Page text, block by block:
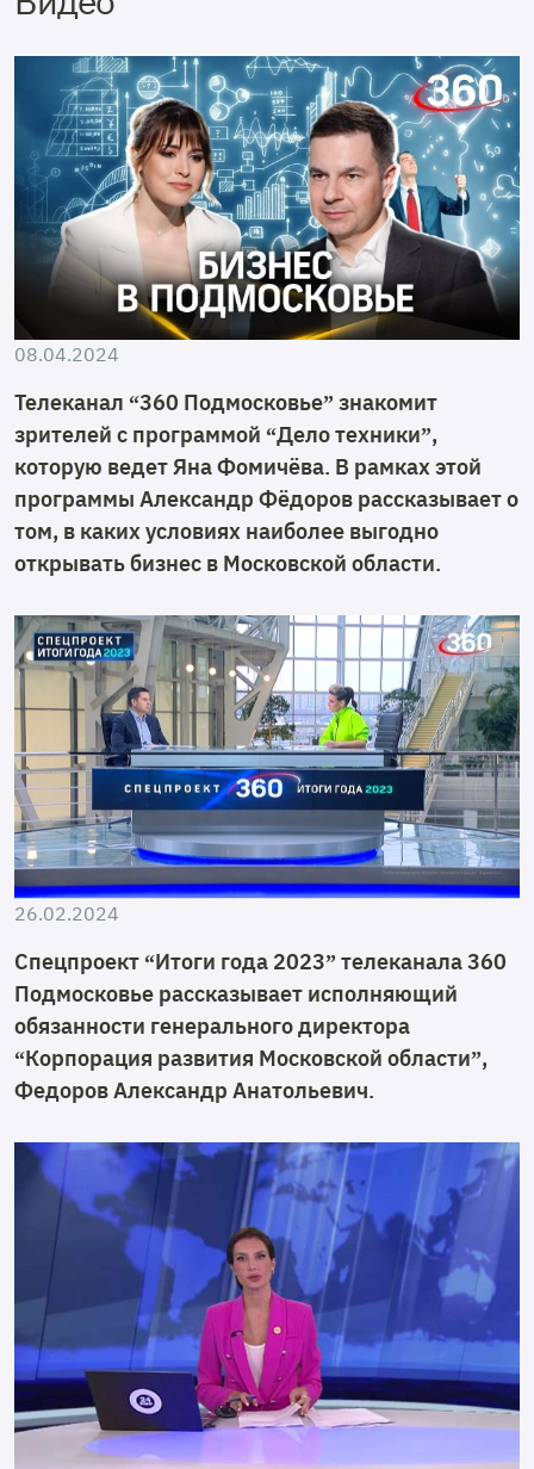
08.04.2024
Телеканал “360 Подмосковье” знакомит
зрителей с программой “Дело техники”,
которую ведет Яна Фомичёва. В рамках этой
программы Александр Фёдоров рассказывает о
том, в каких условиях наиболее выгодно
открывать бизнес в Московской области.
26.02.2024
Спецпроект “Итоги года 2023” телеканала 360
Подмосковье рассказывает исполняющий
обязанности генерального директора
“Корпорация развития Московской области”,
Федоров Александр Анатольевич.